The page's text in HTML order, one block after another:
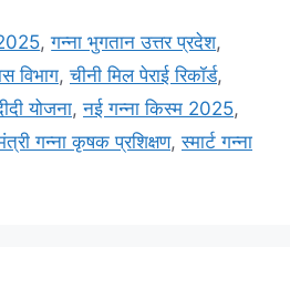
,गन्ना भुगतान उत्तर प्रदेश,
विभाग,चीनी मिल पेराई रिकॉर्ड,
योजना,नई गन्ना किस्म 2025,
गन्ना कृषक प्रशिक्षण,स्मार्ट गन्ना